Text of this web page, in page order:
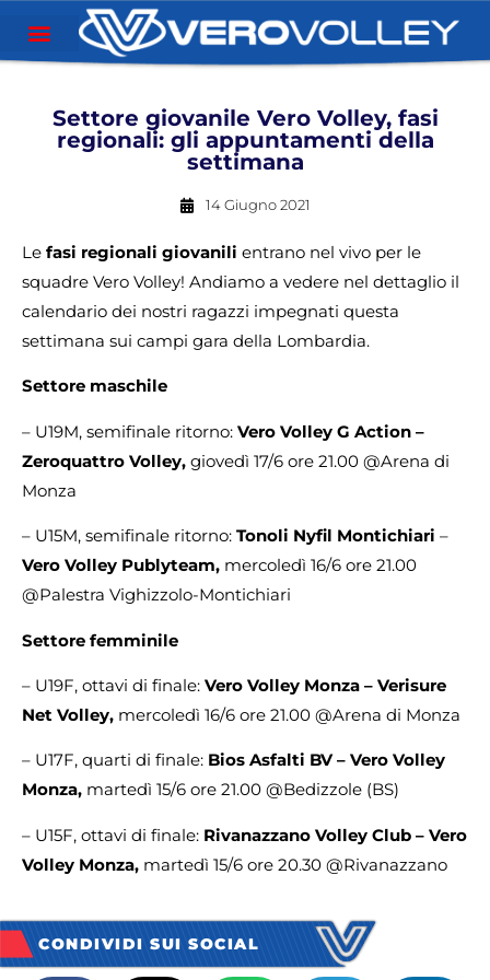
Settore giovanile Vero Volley, fasi
regionali: gli appuntamenti della
settimana
14 Giugno 2021
Le fasi regionali giovanili entrano nel vivo per le
squadre Vero Volley! Andiamo a vedere nel dettaglio il
calendario dei nostri ragazzi impegnati questa
settimana sui campi gara della Lombardia.
Settore maschile
– U19M, semifinale ritorno: Vero Volley G Action –
Zeroquattro Volley, giovedì 17/6 ore 21.00 @Arena di
Monza
– U15M, semifinale ritorno: Tonoli Nyfil Montichiari –
Vero Volley Publyteam, mercoledì 16/6 ore 21.00
@Palestra Vighizzolo-Montichiari
Settore femminile
– U19F, ottavi di finale: Vero Volley Monza – Verisure
Net Volley, mercoledì 16/6 ore 21.00 @Arena di Monza
– U17F, quarti di finale: Bios Asfalti BV – Vero Volley
Monza, martedì 15/6 ore 21.00 @Bedizzole (BS)
– U15F, ottavi di finale: Rivanazzano Volley Club – Vero
Volley Monza, martedì 15/6 ore 20.30 @Rivanazzano
CONDIVIDI SUI SOCIAL